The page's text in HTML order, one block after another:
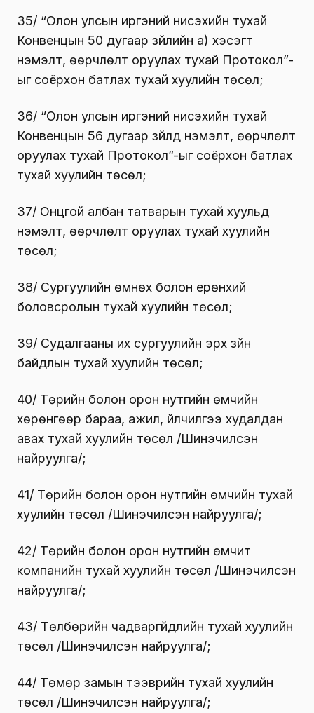
35/ “Олон улсын иргэний нисэхийн тухай
Конвенцын 50 дугаар зүйлийн а) хэсэгт
нэмэлт, өөрчлөлт оруулах тухай Протокол”-
ыг соёрхон батлах тухай хуулийн төсөл;
36/ “Олон улсын иргэний нисэхийн тухай
Конвенцын 56 дугаар зүйлд нэмэлт, өөрчлөлт
оруулах тухай Протокол”-ыг соёрхон батлах
тухай хуулийн төсөл;
37/ Онцгой албан татварын тухай хуульд
нэмэлт, өөрчлөлт оруулах тухай хуулийн
төсөл;
38/ Сургуулийн өмнөх болон ерөнхий
боловсролын тухай хуулийн төсөл;
39/ Судалгааны их сургуулийн эрх зүйн
байдлын тухай хуулийн төсөл;
40/ Төрийн болон орон нутгийн өмчийн
хөрөнгөөр бараа, ажил, үйлчилгээ худалдан
авах тухай хуулийн төсөл /Шинэчилсэн
найруулга/;
41/ Төрийн болон орон нутгийн өмчийн тухай
хуулийн төсөл /Шинэчилсэн найруулга/;
42/ Төрийн болон орон нутгийн өмчит
компанийн тухай хуулийн төсөл /Шинэчилсэн
найруулга/;
43/ Төлбөрийн чадваргүйдлийн тухай хуулийн
төсөл /Шинэчилсэн найруулга/;
44/ Төмөр замын тээврийн тухай хуулийн
төсөл /Шинэчилсэн найруулга/;